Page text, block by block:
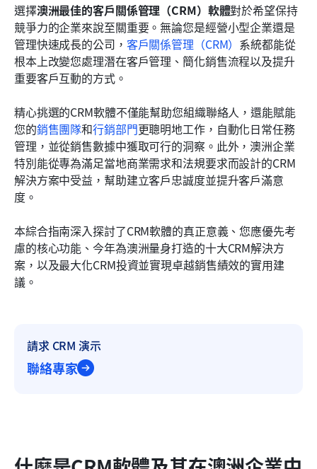
選擇澳洲最佳的客戶關係管理（CRM）軟體對於希望保持
競爭力的企業來說至關重要。無論您是經營小型企業還是
管理快速成長的公司， 客戶關係管理（CRM） 系統都能從
根本上改變您處理潛在客戶管理、簡化銷售流程以及提升
重要客戶互動的方式。
精心挑選的CRM軟體不僅能幫助您組織聯絡人，還能賦能
您的銷售團隊和行銷部門更聰明地工作，自動化日常任務
管理，並從銷售數據中獲取可行的洞察。此外，澳洲企業
特別能從專為滿足當地商業需求和法規要求而設計的CRM
解決方案中受益，幫助建立客戶忠誠度並提升客戶滿意
度。
本綜合指南深入探討了CRM軟體的真正意義、您應優先考
慮的核心功能、今年為澳洲量身打造的十大CRM解決方
案，以及最大化CRM投資並實現卓越銷售績效的實用建
議。
請求 CRM 演示
聯絡專家
澳洲十大最佳CRM軟體一覽
澳洲十大CRM軟體比較
有效使用銷售客戶關係管理軟體的額外建議
結論
常見問題
相關閱讀